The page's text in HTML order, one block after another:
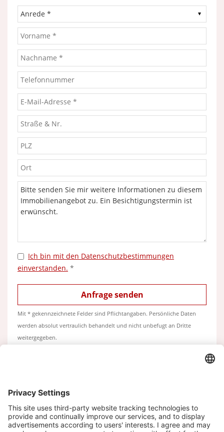
Ich bin mit den Datenschutzbestimmungen
einverstanden. *
Mit * gekennzeichnete Felder sind Pflichtangaben. Persönliche Daten
werden absolut vertraulich behandelt und nicht unbefugt an Dritte
weitergegeben.
Klaus Meyer Immobilien
Marmstorfer Weg 52